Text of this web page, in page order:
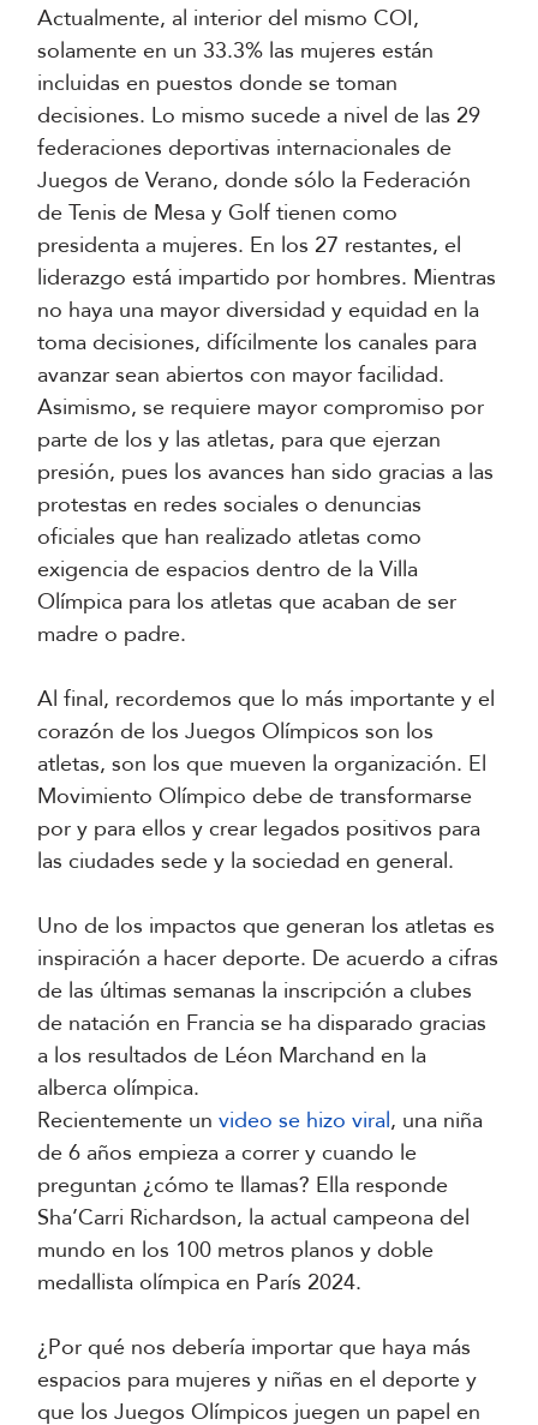
Actualmente, al interior del mismo COI,
solamente en un 33.3% las mujeres están
incluidas en puestos donde se toman
decisiones. Lo mismo sucede a nivel de las 29
federaciones deportivas internacionales de
Juegos de Verano, donde sólo la Federación
de Tenis de Mesa y Golf tienen como
presidenta a mujeres. En los 27 restantes, el
liderazgo está impartido por hombres. Mientras
no haya una mayor diversidad y equidad en la
toma decisiones, difícilmente los canales para
avanzar sean abiertos con mayor facilidad.
Asimismo, se requiere mayor compromiso por
parte de los y las atletas, para que ejerzan
presión, pues los avances han sido gracias a las
protestas en redes sociales o denuncias
oficiales que han realizado atletas como
exigencia de espacios dentro de la Villa
Olímpica para los atletas que acaban de ser
madre o padre.
Al final, recordemos que lo más importante y el
corazón de los Juegos Olímpicos son los
atletas, son los que mueven la organización. El
Movimiento Olímpico debe de transformarse
por y para ellos y crear legados positivos para
las ciudades sede y la sociedad en general.
Uno de los impactos que generan los atletas es
inspiración a hacer deporte. De acuerdo a cifras
de las últimas semanas la inscripción a clubes
de natación en Francia se ha disparado gracias
a los resultados de Léon Marchand en la
alberca olímpica.
Recientemente un video se hizo viral, una niña
de 6 años empieza a correr y cuando le
preguntan ¿cómo te llamas? Ella responde
Sha’Carri Richardson, la actual campeona del
mundo en los 100 metros planos y doble
medallista olímpica en París 2024.
¿Por qué nos debería importar que haya más
espacios para mujeres y niñas en el deporte y
que los Juegos Olímpicos juegen un papel en